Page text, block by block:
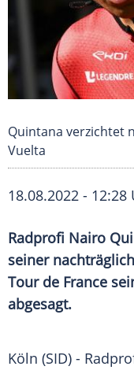
Quintana verzichtet
Vuelta
18.08.2022 - 12:28
Radprofi Nairo
seiner
Tour de France
abgesagt.
Köln (SID) -